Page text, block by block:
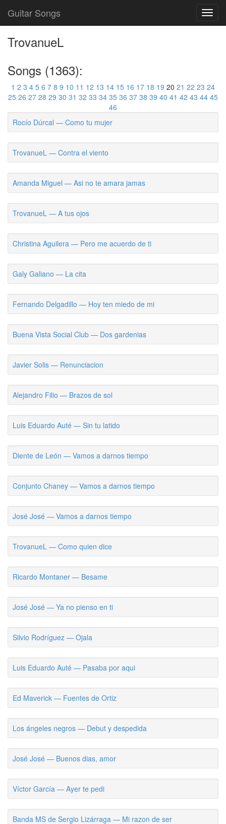
Guitar Songs
TrovanueL
Songs (1363):
1 2 3 4 5 6 7 8 9 10 11 12 13 14 15 16 17 18 19 20 21 22 23 24
25 26 27 28 29 30 31 32 33 34 35 36 37 38 39 40 41 42 43 44 45
46
Rocío Dúrcal — Como tu mujer
TrovanueL — Contra el viento
Amanda Miguel — Asi no te amara jamas
TrovanueL — A tus ojos
Christina Aguilera — Pero me acuerdo de ti
Galy Galiano — La cita
Fernando Delgadillo — Hoy ten miedo de mi
Buena Vista Social Club — Dos gardenias
Javier Solis — Renunciacion
Alejandro Filio — Brazos de sol
Luis Eduardo Auté — Sin tu latido
Diente de León — Vamos a darnos tiempo
Conjunto Chaney — Vamos a darnos tiempo
José José — Vamos a darnos tiempo
TrovanueL — Como quien dice
Ricardo Montaner — Besame
José José — Ya no pienso en ti
Silvio Rodríguez — Ojala
Luis Eduardo Auté — Pasaba por aqui
Ed Maverick — Fuentes de Ortiz
Los ángeles negros — Debut y despedida
José José — Buenos dias, amor
Víctor García — Ayer te pedi
Banda MS de Sergio Lizárraga — Mi razon de ser